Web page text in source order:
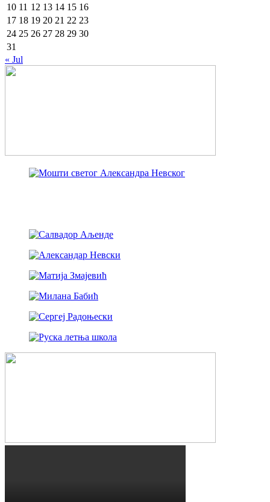
10 11 12 13 14 15 16
17 18 19 20 21 22 23
24 25 26 27 28 29 30
31
« Jul